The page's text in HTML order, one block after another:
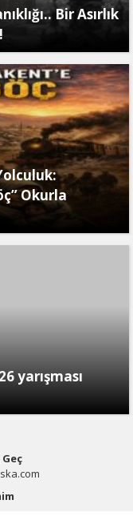
Bir Asırlık
Okurla
yarışması